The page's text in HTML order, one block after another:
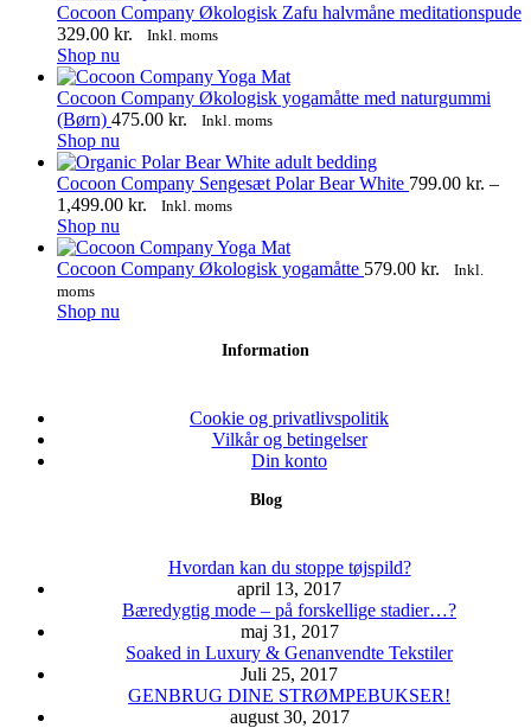
Cocoon Company Økologisk Zafu halvmåne meditationspude
329.00 kr. Inkl. moms
Shop nu
vare
har
flere
Mulighederne
kan
vælges
varesiden
Cocoon Company Økologisk yogamåtte med naturgummi
(Børn) 475.00 kr. Inkl. moms
Shop nu
Cocoon Company Sengesæt Polar Bear White 799.00 kr. –
1,499.00 kr. Prisinterval:
til
1,499.00 kr.
Inkl. moms
Shop nu
vare
har
Cocoon Company Økologisk yogamåtte 579.00 kr.
Inkl.
moms
Shop nu
Information
Cookie og privatlivspolitik
Vilkår og betingelser
Din konto
Blog
Hvordan kan du stoppe tøjspild?
april 13, 2017
Bæredygtig mode – på forskellige stadier…?
maj 31, 2017
Soaked in Luxury & Genanvendte Tekstiler
Juli 25, 2017
GENBRUG DINE STRØMPEBUKSER!
august 30, 2017